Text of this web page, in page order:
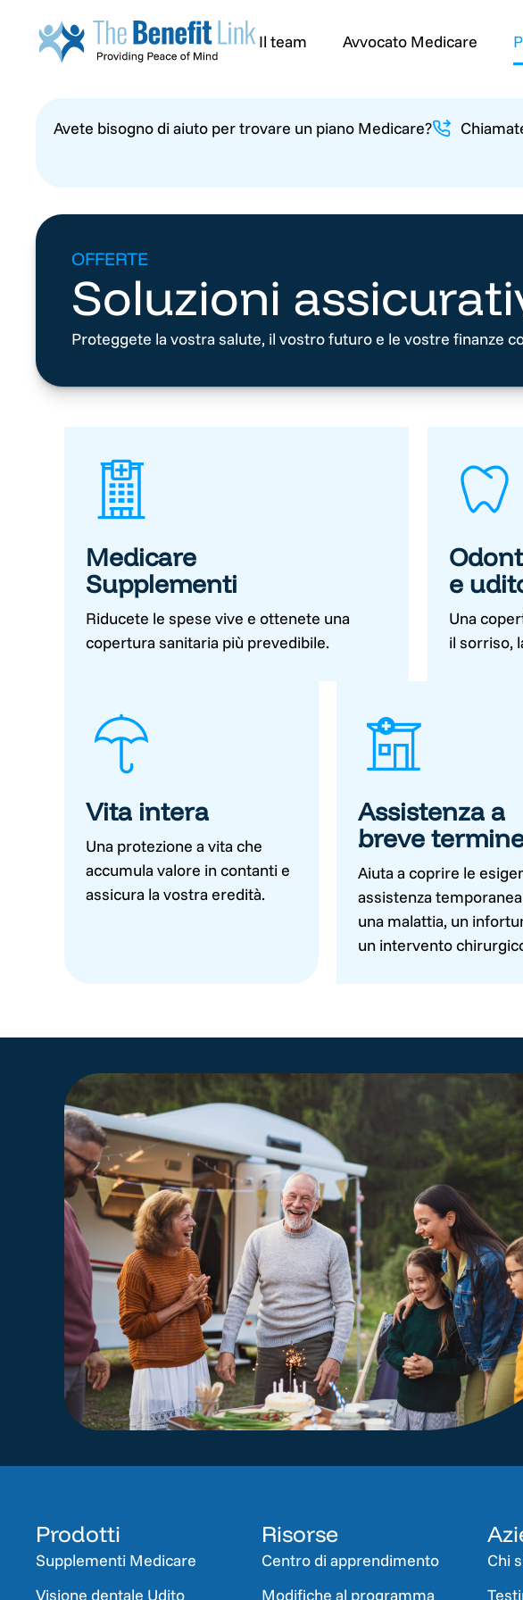
Il team Avvocato Medicare
Avete bisogno di aiuto per trovare un piano Medicare?
OFFERTE
Soluzioni
Proteggete la vostra salute, il vostro futuro e le vostre finanze
Medicare
Supplementi
Riducete le spese vive e ottenete una
copertura sanitaria più prevedibile.
e
Una
il sorriso,
Vita intera
Una protezione a vita che
accumula valore in contanti e
assicura la vostra eredità.
Assistenza a
breve
Aiuta a coprire le
assistenza
una malattia, un
un intervento
Prodotti
Supplementi Medicare
Visione dentale Udito
Risorse
Centro di apprendimento
Modifiche al programma
Chi